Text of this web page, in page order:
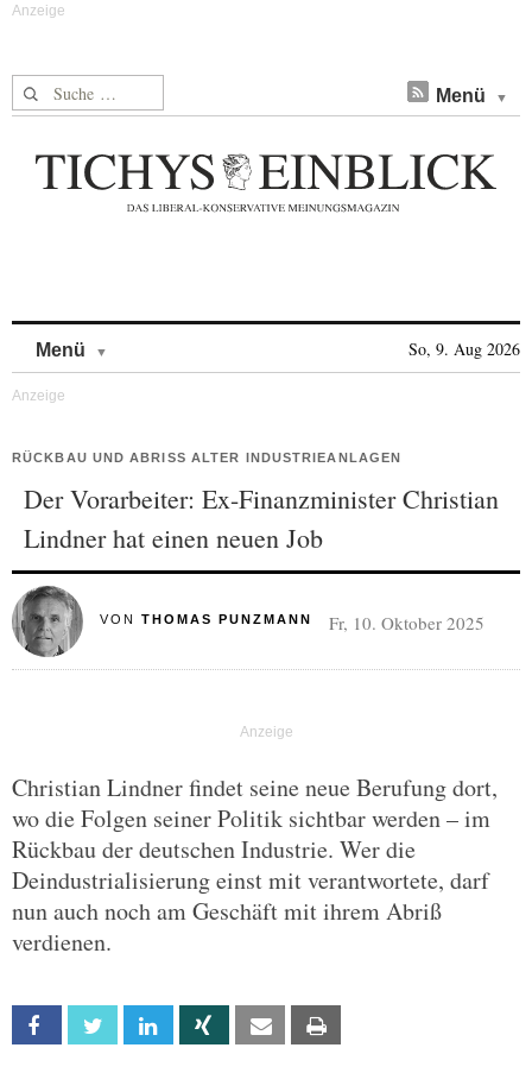
Suche nach: Menü
Menü So, 9. Aug 2026
RÜCKBAU UND ABRISS ALTER INDUSTRIEANLAGEN
Der Vorarbeiter: Ex-Finanzminister Christian
Lindner hat einen neuen Job
VON THOMAS PUNZMANN Fr, 10. Oktober 2025
Christian Lindner findet seine neue Berufung dort,
wo die Folgen seiner Politik sichtbar werden – im
Rückbau der deutschen Industrie. Wer die
Deindustrialisierung einst mit verantwortete, darf
nun auch noch am Geschäft mit ihrem Abriß
verdienen.
Facebook Twitter Linkedin Xing Email